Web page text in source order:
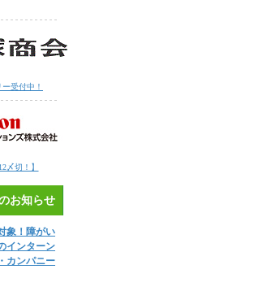
受付中！
〆切！】
お知らせ
象！障がい
インターン
カンパニー